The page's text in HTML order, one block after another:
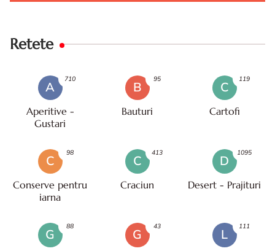
Retete
A
Aperitive -
Gustari
710
B
Bauturi
95
C
Cartofi
119
C
Conserve pentru
iarna
98
C
Craciun
413
D
Desert - Prajituri
1095
G
88
G
43
L
111